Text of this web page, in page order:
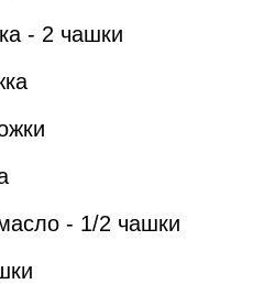
- 2 чашки
- 1/2 чашки